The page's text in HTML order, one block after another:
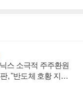
스 소극적 주주환원
, "반도체 호황 지속